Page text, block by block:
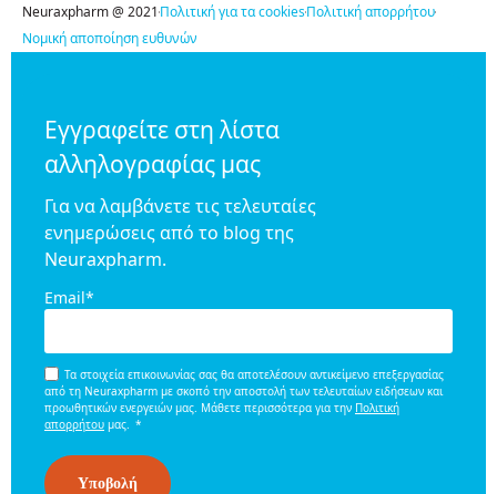
Neuraxpharm @ 2021 Πολιτική για τα cookiesΠολιτική απορρήτου
Νομική αποποίηση ευθυνών
Εγγραφείτε στη λίστα
αλληλογραφίας μας
Για να λαμβάνετε τις τελευταίες
ενημερώσεις από το blog της
Neuraxpharm.
Email*
Τα στοιχεία επικοινωνίας σας θα αποτελέσουν αντικείμενο επεξεργασίας
από τη Neuraxpharm με σκοπό την αποστολή των τελευταίων ειδήσεων και
προωθητικών ενεργειών μας. Μάθετε περισσότερα για την Πολιτική
απορρήτου μας. *